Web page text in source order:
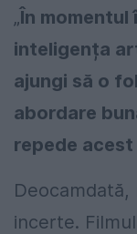
„În momentul
inteligența
ajungi să o
abordare
repede acest
incerte.